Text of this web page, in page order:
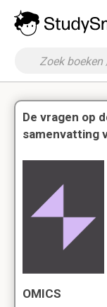
De vragen op
samenvatting
OMICS